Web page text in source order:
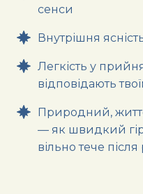
сенси
Внутрішня
Легкість у
відповідають
Природний,
— як швидкий
вільно тече